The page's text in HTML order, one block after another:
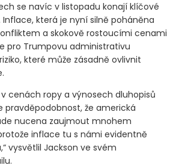
se navíc v listopadu konají klíčové
Inflace, která je nyní silně poháněna
a skokově rostoucími cenami
pro Trumpovu administrativu
které může zásadně ovlivnit
cenách ropy a výnosech dluhopisů
pravděpodobnost, že americká
nucena zaujmout mnohem
inflace tu s námi evidentně
vysvětlil Jackson ve svém